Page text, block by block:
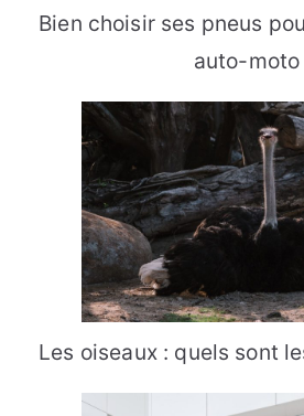
Bien choisir ses pneus
auto-moto
Les oiseaux : quels sont